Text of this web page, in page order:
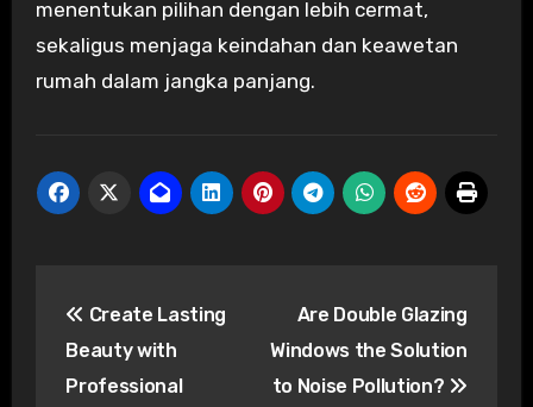
menentukan pilihan dengan lebih cermat,
sekaligus menjaga keindahan dan keawetan
rumah dalam jangka panjang.
navigation
Create Lasting
Beauty with
Professional
Are Double Glazing
Windows the Solution
to Noise Pollution?